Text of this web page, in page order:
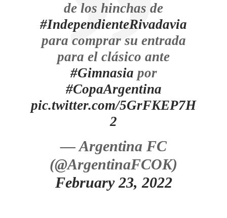
de los hinchas de
#IndependienteRivadavia
para comprar su entrada
para el clásico ante
#Gimnasia por
#CopaArgentina
pic.twitter.com/5GrFKEP7H
2
— Argentina FC
(@ArgentinaFCOK)
February 23, 2022